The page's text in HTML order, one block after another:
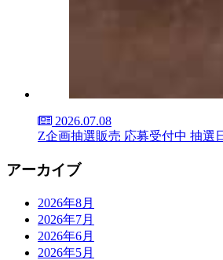
2026.07.08
Z企画抽選販売 応募受付中 抽選
アーカイブ
2026年8月
2026年7月
2026年6月
2026年5月